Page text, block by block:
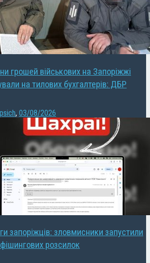
грошей військових на Запоріжжі
на тилових бухгалтерів: ДБР
, 03/08/2026
запоріжців: зловмисники запустили
розсилок